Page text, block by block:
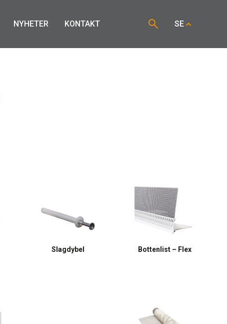
NYHETER KONTAKT SE
Slagdybel Bottenlist – Flex